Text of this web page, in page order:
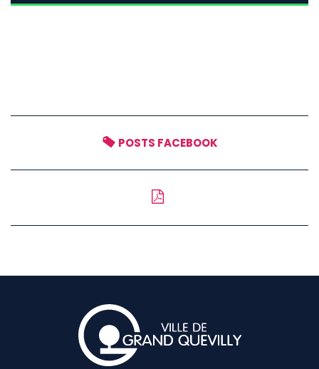
POSTS FACEBOOK